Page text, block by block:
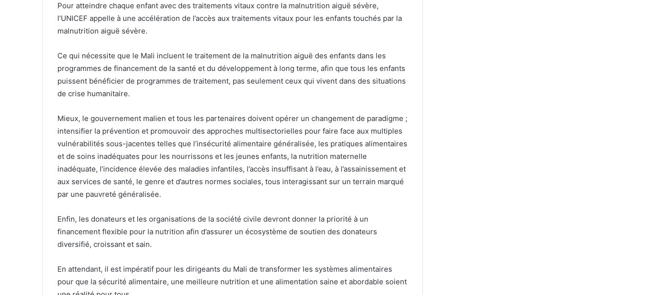
Pour atteindre chaque enfant avec des traitements vitaux contre la malnutrition aiguë sévère,
l’UNICEF appelle à une accélération de l’accès aux traitements vitaux pour les enfants touchés par la
malnutrition aiguë sévère.
Ce qui nécessite que le Mali incluent le traitement de la malnutrition aiguë des enfants dans les
programmes de financement de la santé et du développement à long terme, afin que tous les enfants
puissent bénéficier de programmes de traitement, pas seulement ceux qui vivent dans des situations
de crise humanitaire.
Mieux, le gouvernement malien et tous les partenaires doivent opérer un changement de paradigme ;
intensifier la prévention et promouvoir des approches multisectorielles pour faire face aux multiples
vulnérabilités sous-jacentes telles que l’insécurité alimentaire généralisée, les pratiques alimentaires
et de soins inadéquates pour les nourrissons et les jeunes enfants, la nutrition maternelle
inadéquate, l’incidence élevée des maladies infantiles, l’accès insuffisant à l’eau, à l’assainissement et
aux services de santé, le genre et d’autres normes sociales, tous interagissant sur un terrain marqué
par une pauvreté généralisée.
Enfin, les donateurs et les organisations de la société civile devront donner la priorité à un
financement flexible pour la nutrition afin d’assurer un écosystème de soutien des donateurs
diversifié, croissant et sain.
En attendant, il est impératif pour les dirigeants du Mali de transformer les systèmes alimentaires
pour que la sécurité alimentaire, une meilleure nutrition et une alimentation saine et abordable soient